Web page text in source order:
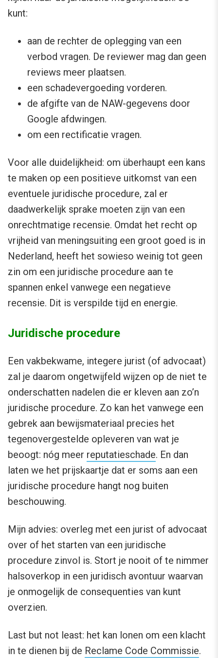
kunt:
aan de rechter de oplegging van een
verbod vragen. De reviewer mag dan geen
reviews meer plaatsen.
een schadevergoeding vorderen.
de afgifte van de NAW-gegevens door
Google afdwingen.
om een rectificatie vragen.
Voor alle duidelijkheid: om überhaupt een kans
te maken op een positieve uitkomst van een
eventuele juridische procedure, zal er
daadwerkelijk sprake moeten zijn van een
onrechtmatige recensie. Omdat het recht op
vrijheid van meningsuiting een groot goed is in
Nederland, heeft het sowieso weinig tot geen
zin om een juridische procedure aan te
spannen enkel vanwege een negatieve
recensie. Dit is verspilde tijd en energie.
Juridische procedure
Een vakbekwame, integere jurist (of advocaat)
zal je daarom ongetwijfeld wijzen op de niet te
onderschatten nadelen die er kleven aan zo’n
juridische procedure. Zo kan het vanwege een
gebrek aan bewijsmateriaal precies het
tegenovergestelde opleveren van wat je
beoogt: nóg meer reputatieschade. En dan
laten we het prijskaartje dat er soms aan een
juridische procedure hangt nog buiten
beschouwing.
Mijn advies: overleg met een jurist of advocaat
over of het starten van een juridische
procedure zinvol is. Stort je nooit of te nimmer
halsoverkop in een juridisch avontuur waarvan
je onmogelijk de consequenties van kunt
overzien.
Last but not least: het kan lonen om een klacht
in te dienen bij de Reclame Code Commissie.